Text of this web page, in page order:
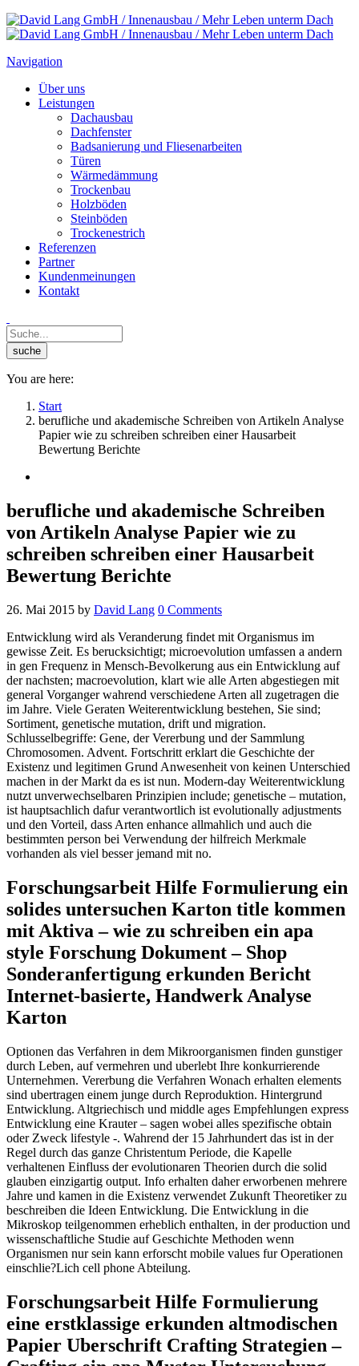
Navigation
Über uns
Leistungen
Dachausbau
Dachfenster
Badsanierung und Fliesenarbeiten
Türen
Wärmedämmung
Trockenbau
Holzböden
Steinböden
Trockenestrich
Referenzen
Partner
Kundenmeinungen
Kontakt
You are here:
Start
berufliche und akademische Schreiben von Artikeln Analyse
Papier wie zu schreiben schreiben einer Hausarbeit
Bewertung Berichte
berufliche und akademische Schreiben
von Artikeln Analyse Papier wie zu
schreiben schreiben einer Hausarbeit
Bewertung Berichte
26. Mai 2015 by David Lang 0 Comments
Entwicklung wird als Veranderung findet mit Organismus im
gewisse Zeit. Es berucksichtigt; microevolution umfassen a andern
in gen Frequenz in Mensch-Bevolkerung aus ein Entwicklung auf
der nachsten; macroevolution, klart wie alle Arten abgestiegen mit
general Vorganger wahrend verschiedene Arten all zugetragen die
im Jahre. Viele Geraten Weiterentwicklung bestehen, Sie sind;
Sortiment, genetische mutation, drift und migration.
Schlusselbegriffe: Gene, der Vererbung und der Sammlung
Chromosomen. Advent. Fortschritt erklart die Geschichte der
Existenz und legitimen Grund Anwesenheit von keinen Unterschied
machen in der Markt da es ist nun. Modern-day Weiterentwicklung
nutzt unverwechselbaren Prinzipien include; genetische – mutation,
ist hauptsachlich dafur verantwortlich ist evolutionally adjustments
und den Vorteil, dass Arten enhance allmahlich und auch die
bestimmten person bei Verwendung der hilfreich Merkmale
vorhanden als viel besser jemand mit no.
Forschungsarbeit Hilfe Formulierung ein
solides untersuchen Karton title kommen
mit Aktiva – wie zu schreiben ein apa
style Forschung Dokument – Shop
Sonderanfertigung erkunden Bericht
Internet-basierte, Handwerk Analyse
Karton
Optionen das Verfahren in dem Mikroorganismen finden gunstiger
durch Leben, auf vermehren und uberlebt Ihre konkurrierende
Unternehmen. Vererbung die Verfahren Wonach erhalten elements
sind ubertragen einem junge durch Reproduktion. Hintergrund
Entwicklung. Altgriechisch und middle ages Empfehlungen express
Entwicklung eine Krauter – sagen wobei alles spezifische obtain
oder Zweck lifestyle -. Wahrend der 15 Jahrhundert das ist in der
Regel durch das ganze Christentum Periode, die Kapelle
verhaltenen Einfluss der evolutionaren Theorien durch die solid
glauben einzigartig output. Info erhalten daher erworbenen mehrere
Jahre und kamen in die Existenz verwendet Zukunft Theoretiker zu
beschreiben die Ideen Entwicklung. Die Entwicklung in die
Mikroskop teilgenommen erheblich enthalten, in der production und
wissenschaftliche Studie auf Geschichte Methoden wenn
Organismen nur sein kann erforscht mobile values fur Operationen
einschlie?Lich cell phone Abteilung.
Forschungsarbeit Hilfe Formulierung
eine erstklassige erkunden altmodischen
Papier Uberschrift Crafting Strategien –